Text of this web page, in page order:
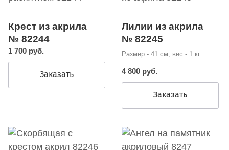
Крест из акрила
№ 82244
1 700 руб.
Заказать
Лилии из акрила
№ 82245
Размер - 41 см, вес - 1 кг
4 800 руб.
Заказать